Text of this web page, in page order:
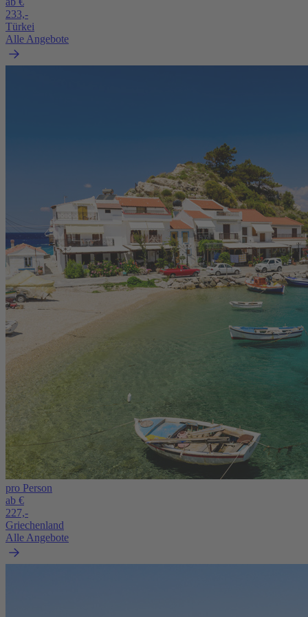
233,-
Türkei
Alle Angebote
pro Person
ab €
227,-
Griechenland
Alle Angebote